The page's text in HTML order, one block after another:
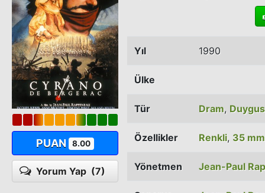
PUAN 8.00
Yorum Yap (7)
Yıl 1990
Ülke
Tür Dram,
Özellikler Renkli, 35 mm
Yönetmen Jean-Paul